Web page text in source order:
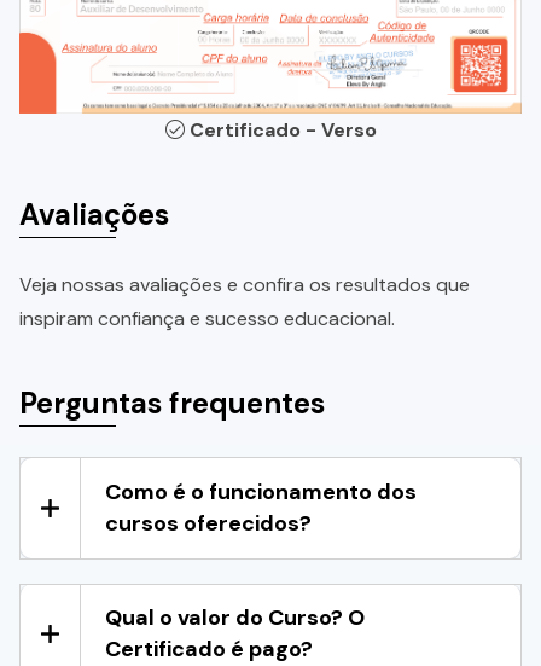
Certificado - Verso
Avaliações
Veja nossas avaliações e confira os resultados que
inspiram confiança e sucesso educacional.
Perguntas frequentes
Como é o funcionamento dos
cursos oferecidos?
Qual o valor do Curso? O
Certificado é pago?